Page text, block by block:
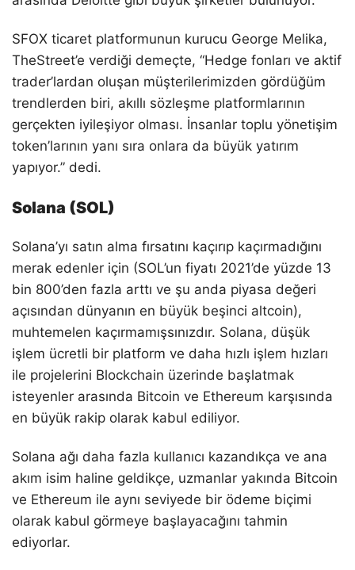
SFOX ticaret platformunun kurucu George Melika,
TheStreet’e verdiği demeçte, “Hedge fonları ve aktif
trader’lardan oluşan müşterilerimizden gördüğüm
trendlerden biri, akıllı sözleşme platformlarının
gerçekten iyileşiyor olması. İnsanlar toplu yönetişim
token’larının yanı sıra onlara da büyük yatırım
yapıyor.” dedi.
Solana (SOL)
Solana’yı satın alma fırsatını kaçırıp kaçırmadığını
merak edenler için (SOL’un fiyatı 2021’de yüzde 13
bin 800’den fazla arttı ve şu anda piyasa değeri
açısından dünyanın en büyük beşinci altcoin),
muhtemelen kaçırmamışsınızdır. Solana, düşük
işlem ücretli bir platform ve daha hızlı işlem hızları
ile projelerini Blockchain üzerinde başlatmak
isteyenler arasında Bitcoin ve Ethereum karşısında
en büyük rakip olarak kabul ediliyor.
Solana ağı daha fazla kullanıcı kazandıkça ve ana
akım isim haline geldikçe, uzmanlar yakında Bitcoin
ve Ethereum ile aynı seviyede bir ödeme biçimi
olarak kabul görmeye başlayacağını tahmin
ediyorlar.